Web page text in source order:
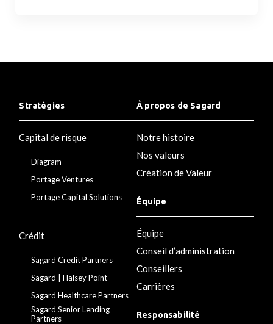
Stratégies
Capital de risque
Diagram
Portage Ventures
Portage Capital Solutions
Crédit
Sagard Credit Partners
Sagard | Halsey Point
Sagard Healthcare Partners
Sagard Senior Lending
Partners
À propos de Sagard
Notre histoire
Nos valeurs
Création de Valeur
Équipe
Équipe
Conseil d’administration
Conseillers
Carrières
Responsabilité